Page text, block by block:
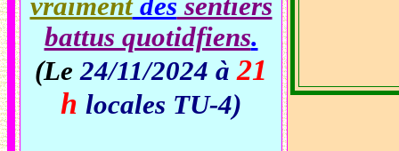
vraimentdes sentiers
battus quotidfiens.
(Le24/11/2024 à21
h locales TU-4)